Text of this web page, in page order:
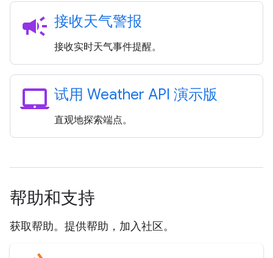
campaign 接收天气警报
接收实时天气事件提醒。
laptop_mac 试用 Weather API 演示版
直观地探索端点。
帮助和支持
获取帮助。提供帮助，加入社区。